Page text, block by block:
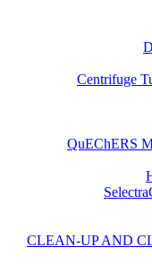
Centrifuge
QuEChERS
CLEAN-UP AND